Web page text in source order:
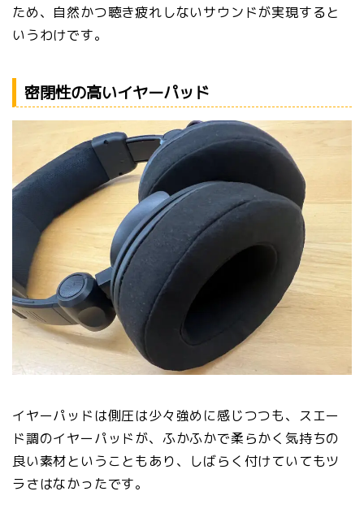
ため、自然かつ聴き疲れしないサウンドが実現すると
いうわけです。
密閉性の高いイヤーパッド
イヤーパッドは側圧は少々強めに感じつつも、スエー
ド調のイヤーパッドが、ふかふかで柔らかく気持ちの
良い素材ということもあり、しばらく付けていてもツ
ラさはなかったです。